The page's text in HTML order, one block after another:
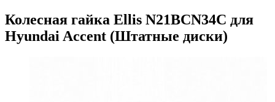
Колесная гайка Ellis N21BCN34C для
Hyundai Accent (Штатные диски)